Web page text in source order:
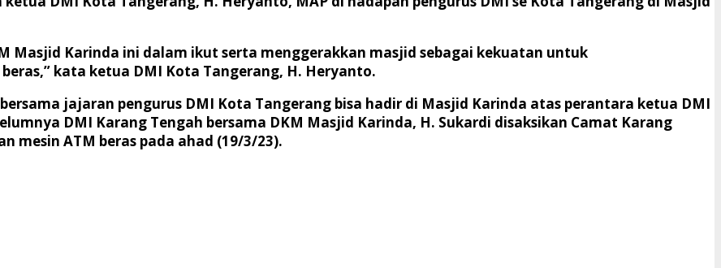
Masjid Karinda ini dalam ikut serta menggerakkan masjid sebagai kekuatan untuk
kata ketua DMI Kota Tangerang, H. Heryanto.
jajaran pengurus DMI Kota Tangerang bisa hadir di Masjid Karinda atas perantara ketua DMI
DMI Karang Tengah bersama DKM Masjid Karinda, H. Sukardi disaksikan Camat Karang
mesin ATM beras pada ahad (19/3/23).